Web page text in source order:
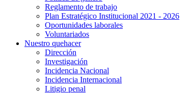
Reglamento de trabajo
Plan Estratégico Institucional 2021 - 2026
Oportunidades laborales
Voluntariados
Nuestro quehacer
Dirección
Investigación
Incidencia Nacional
Incidencia Internacional
Litigio penal